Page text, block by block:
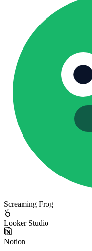
Screaming Frog
Looker Studio
Notion